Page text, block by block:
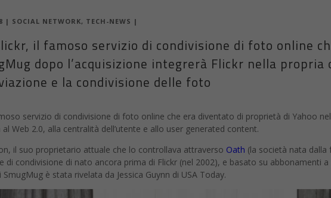
| SOCIAL NETWORK, TECH-NEWS |
il famoso servizio di condivisione di foto online
dopo l’acquisizione integrerà Flickr nella
e la condivisione delle foto
servizio di condivisione di foto online che era diventato di proprietà di Yahoo
Web 2.0, alla centralità dell’utente e allo user generated content.
il suo proprietario attuale che lo controllava attraverso Oath (la società nata dalla
di condivisione di nato ancora prima di Flickr (nel 2002), e basato su abbonamenti
SmugMug è stata rivelata da Jessica Guynn di USA Today.